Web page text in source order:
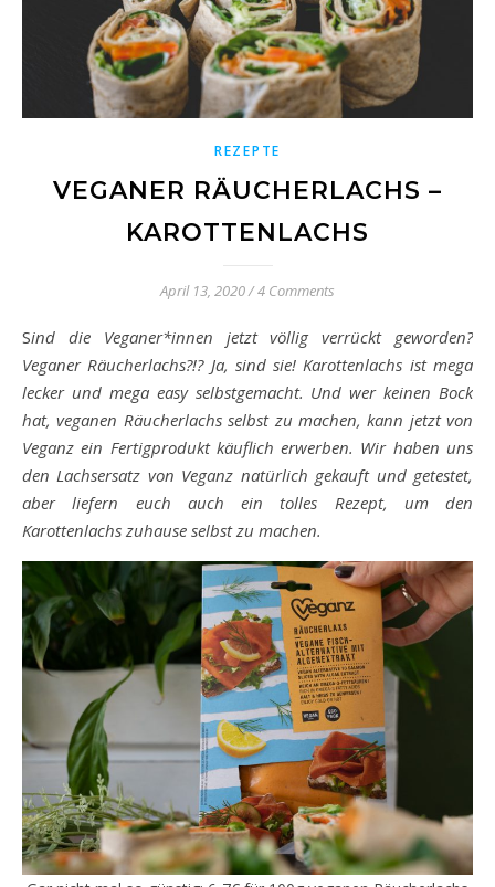
REZEPTE
VEGANER RÄUCHERLACHS –
KAROTTENLACHS
April 13, 2020/4 Comments
Sind die Veganer*innen jetzt völlig verrückt geworden?
Veganer Räucherlachs?!? Ja, sind sie! Karottenlachs ist mega
lecker und mega easy selbstgemacht. Und wer keinen Bock
hat, veganen Räucherlachs selbst zu machen, kann jetzt von
Veganz ein Fertigprodukt käuflich erwerben. Wir haben uns
den Lachsersatz von Veganz natürlich gekauft und getestet,
aber liefern euch auch ein tolles Rezept, um den
Karottenlachs zuhause selbst zu machen.